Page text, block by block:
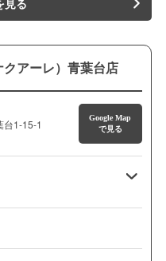
見る
アーレ）青葉台店
台1-15-1
Google Map
で見る